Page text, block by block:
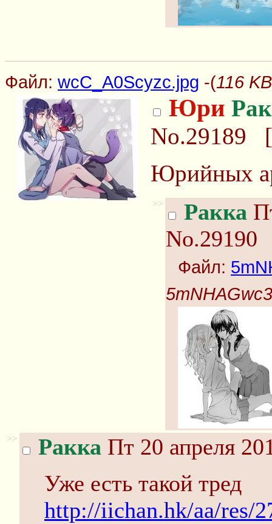
Файл: wcC_A0Scyzc.jpg -(116
Юри
No.29189 [
Юрийных
>> Ракка
No.29190
Файл:
>> Ракка Пт 20 апреля
Уже есть такой тред
http://iichan.hk/aa/res/